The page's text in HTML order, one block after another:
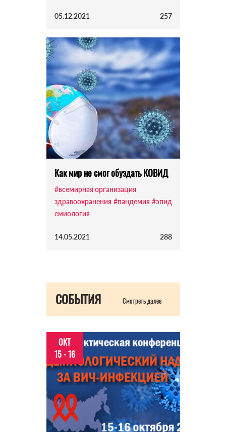
05.12.2021 257
Как мир не смог обуздать КОВИД
#всемирная организация
здравоохранения #пандемия #эпид
емиология
14.05.2021 288
СОБЫТИЯ Смотреть далее
ОКТ
15 - 16